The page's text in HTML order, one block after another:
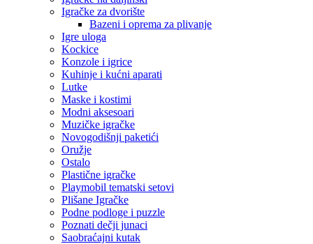
‎Igračke za dvorište
Bazeni i oprema za plivanje
Igre uloga
Kockice
Konzole i igrice
Kuhinje i kućni aparati
Lutke
Maske i kostimi
Modni aksesoari
Muzičke igračke
Novogodišnji paketići
Oružje
Ostalo
Plastične igračke
Playmobil tematski setovi
Plišane Igračke
Podne podloge i puzzle
Poznati dečji junaci
Saobraćajni kutak